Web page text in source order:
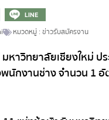
LINE
หมวดหมู่ : ข่าวรับสมัครงาน
าวิทยาลัยเชียงใหม่ ป
นักงานช่าง จำนวน 1 อั